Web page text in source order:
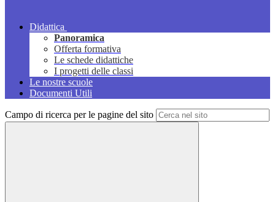
Didattica
Panoramica
Offerta formativa
Le schede didattiche
I progetti delle classi
Le nostre scuole
Documenti Utili
Campo di ricerca per le pagine del sito